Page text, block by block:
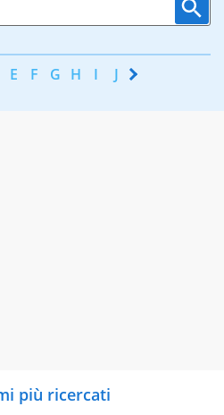
E F G H I J K
più ricercati